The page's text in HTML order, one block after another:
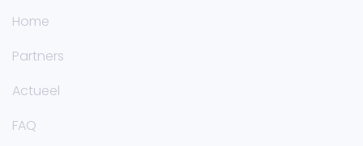
Home
Partners
Actueel
FAQ